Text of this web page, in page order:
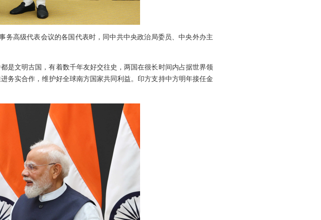
务高级代表会议的各国代表时，同中共中央政治局委员、中央外办主
是文明古国，有着数千年友好交往史，两国在很长时间内占据世界领
务实合作，维护好全球南方国家共同利益。印方支持中方明年接任金